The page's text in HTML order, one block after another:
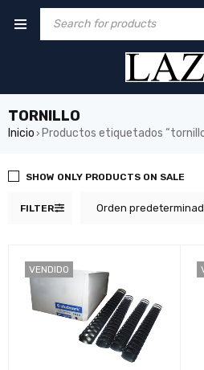
TORNILLO
Inicio › Productos etiquetados
FILTER Orden
SHOW ONLY PRODUCTS ON SALE
VENDIDO